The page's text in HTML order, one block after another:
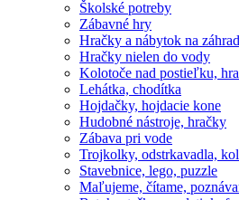
Školské potreby
Zábavné hry
Hračky a nábytok na
Hračky nielen do vody
Kolotoče nad postieľku,
Lehátka, chodítka
Hojdačky, hojdacie kone
Hudobné nástroje, hračky
Zábava pri vode
Trojkolky, odstrkavadla,
Stavebnice, lego, puzzle
Maľujeme, čítame,